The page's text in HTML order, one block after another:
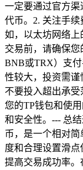
一定要通过官方渠
代币。2. 关注手
如，以太坊网络上
交易前，请确保您
BNB或TRX）支
性较大，投资需谨
不要投入超出承
您的TP钱包和使
和安全性。--- 总
币，是一个相对
度和合理设置滑
提高交易成功率。